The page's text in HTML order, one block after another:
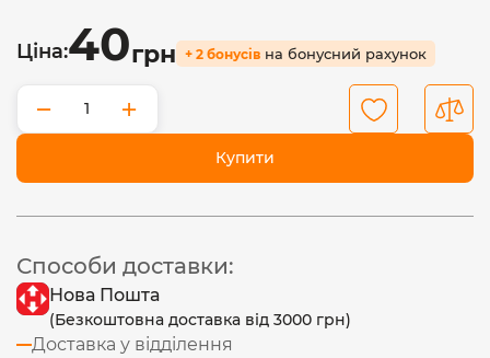
Ціна:40грн + 2 бонусів на бонусний рахунок
− +
Купити
Способи доставки:
Нова Пошта
(Безкоштовна доставка від 3000 грн)
Доставка у відділення